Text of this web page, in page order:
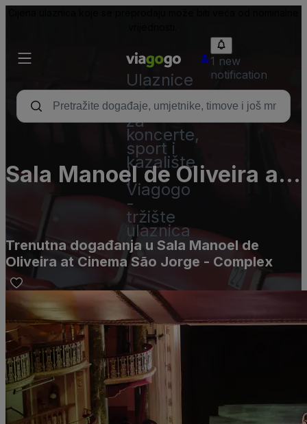
Ulaznice
-
ulaznice
za
koncerte,
sport i
kazalište
|
Viagogo
-
tržište
ulaznica
1 new
notification
Sala Manoel de Oliveira at
Cinema São Jorge -
Complex
Trenutna događanja u Sala Manoel de
Oliveira at Cinema São Jorge - Complex